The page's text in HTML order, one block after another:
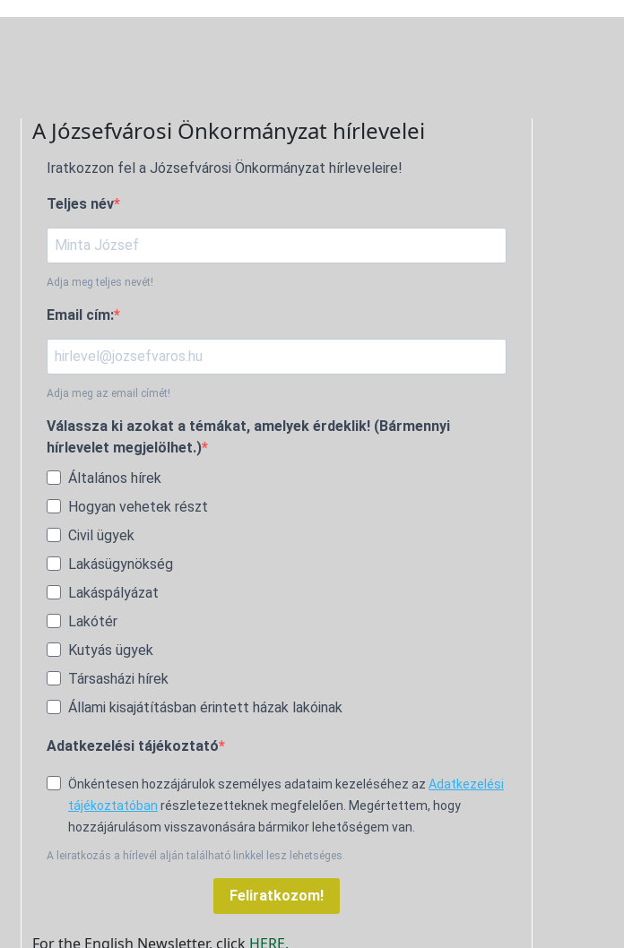
A Józsefvárosi Önkormányzat hírlevelei
Iratkozzon fel a Józsefvárosi Önkormányzat hírleveleire!
Teljes név
Adja meg teljes nevét!
Email cím:
Adja meg az email címét!
Válassza ki azokat a témákat, amelyek érdeklik! (Bármennyi
hírlevelet megjelölhet.)
Általános hírek
Hogyan vehetek részt
Civil ügyek
Lakásügynökség
Lakáspályázat
Lakótér
Kutyás ügyek
Társasházi hírek
Állami kisajátításban érintett házak lakóinak
Adatkezelési tájékoztató
Önkéntesen hozzájárulok személyes adataim kezeléséhez az Adatkezelési
tájékoztatóban részletezetteknek megfelelően. Megértettem, hogy
hozzájárulásom visszavonására bármikor lehetőségem van.
A leiratkozás a hírlevél alján található linkkel lesz lehetséges.
Feliratkozom!
For the English Newsletter, click HERE.